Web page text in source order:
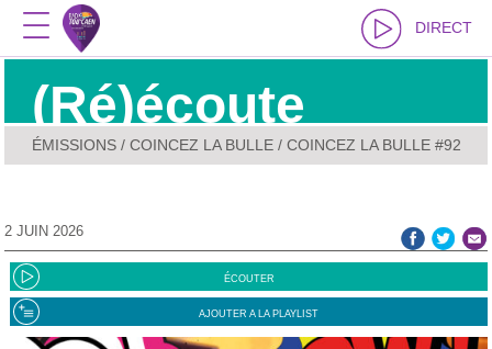
DIRECT
(Ré)écoute
ÉMISSIONS/ COINCEZ LA BULLE/ COINCEZ LA BULLE #92
2 JUIN 2026
ÉCOUTER
AJOUTER A LA PLAYLIST